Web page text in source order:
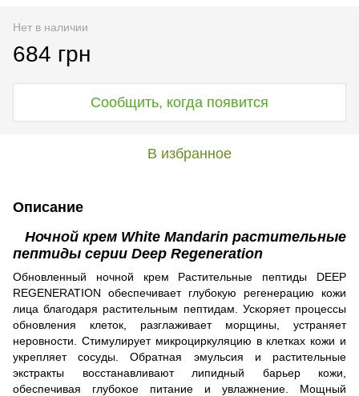
Нет в наличии
684 грн
Сообщить, когда появится
В избранное
Описание
Ночной крем White Mandarin растительные
пептиды серии Deep Regeneration
Обновленный ночной крем Растительные пептиды DEEP
REGENERATION обеспечивает глубокую регенерацию кожи
лица благодаря растительным пептидам. Ускоряет процессы
обновления клеток, разглаживает морщины, устраняет
неровности. Стимулирует микроциркуляцию в клетках кожи и
укрепляет сосуды. Обратная эмульсия и растительные
экстракты восстанавливают липидный барьер кожи,
обеспечивая глубокое питание и увлажнение. Мощный